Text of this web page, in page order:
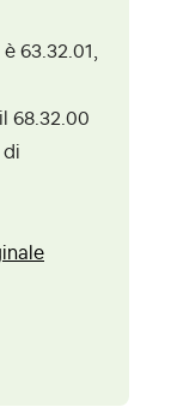
63.32.01,
68.32.00
di